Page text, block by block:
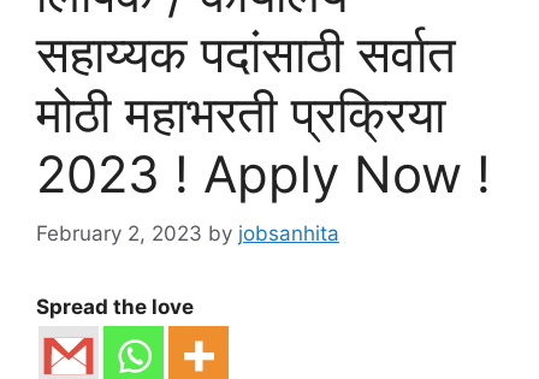
सहाय्यक पदांसाठी सर्वात
मोठी महाभरती प्रक्रिया
2023 ! Apply Now !
February 2, 2023 by jobsanhita
Spread the love